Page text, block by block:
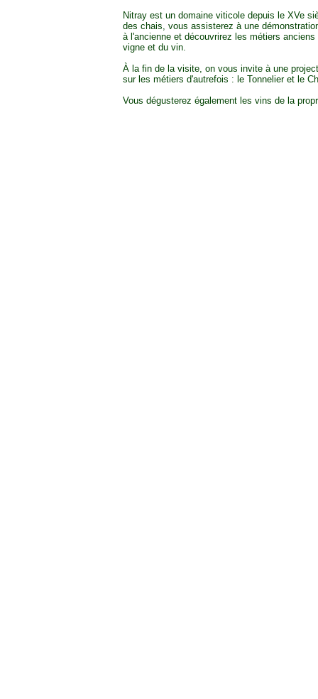
Nitray est un domaine viticole depuis le XVe
des chais, vous assisterez à une
à l'ancienne et découvrirez les métiers
vigne et du vin.
À la fin de la visite, on vous invite à une
sur les métiers d'autrefois : le Tonnelier et le
Vous dégusterez également les vins de la